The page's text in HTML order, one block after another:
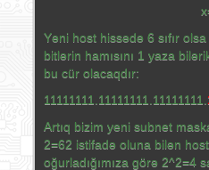
Yəni host hissədə 6 sıfır
bitlərin hamısını 1 yaza
bu cür olacaqdır:
11111111.11111111.11111111.
Artıq bizim yeni subnet
2=62 istifadə oluna bilən host
oğurladığımıza görə 2^2=4